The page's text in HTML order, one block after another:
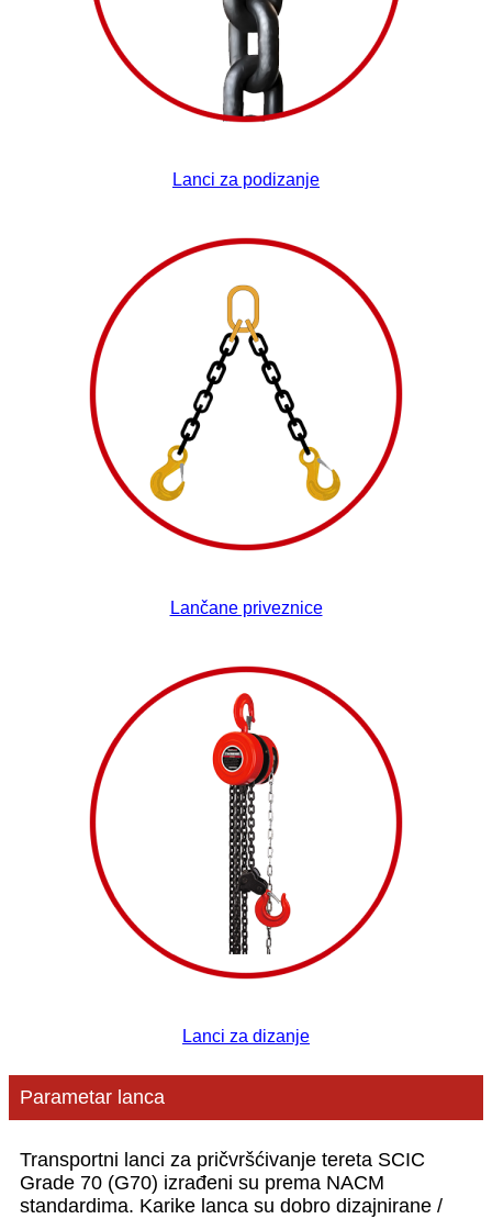
Lanci za podizanje
Lančane priveznice
Lanci za dizanje
Parametar lanca
Transportni lanci za pričvršćivanje tereta SCIC
Grade 70 (G70) izrađeni su prema NACM
standardima. Karike lanca su dobro dizajnirane /